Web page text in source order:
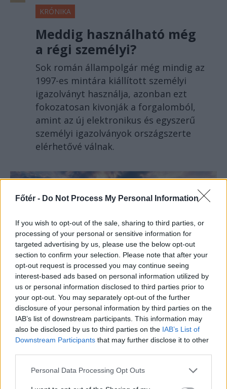
Főtér - Do Not Process My Personal Information
If you wish to opt-out of the sale, sharing to third parties, or
processing of your personal or sensitive information for
targeted advertising by us, please use the below opt-out
section to confirm your selection. Please note that after your
opt-out request is processed you may continue seeing
interest-based ads based on personal information utilized by
us or personal information disclosed to third parties prior to
your opt-out. You may separately opt-out of the further
disclosure of your personal information by third parties on the
IAB’s list of downstream participants. This information may
also be disclosed by us to third parties on the IAB’s List of
Downstream Participants that may further disclose it to other
Personal Data Processing Opt Outs
KRÓNIKA
Meddig használható még
a régi személyi?
Sok román állampolgár még mindig az
1997-es mintára kiállított személyi
igazolványt használja, azonban ezt
fokozatosan kivonják a forgalomból,
amint az új elektronikus és egyszerű
személyi igazolványok országszerte
elérhetővé válnak.
FŐTÉR
Amikor a párhuzamos
valóságok találkoznak egy
hegyi legelőn
A városi ember hőkupola idején